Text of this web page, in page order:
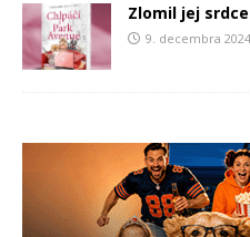
Zlomil jej
9. decembra 2024